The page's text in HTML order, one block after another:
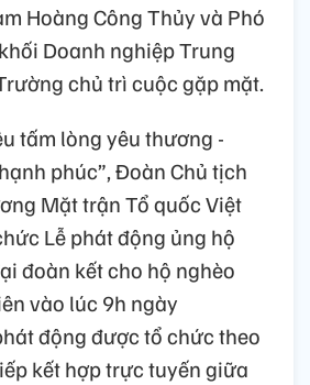
Hoàng Công Thủy và Phó
Doanh nghiệp Trung
chủ trì cuộc gặp mặt.
tấm lòng yêu thương -
phúc”, Đoàn Chủ tịch
Mặt trận Tổ quốc Việt
Lễ phát động ủng hộ
đoàn kết cho hộ nghèo
vào lúc 9h ngày
động được tổ chức theo
kết hợp trực tuyến giữa